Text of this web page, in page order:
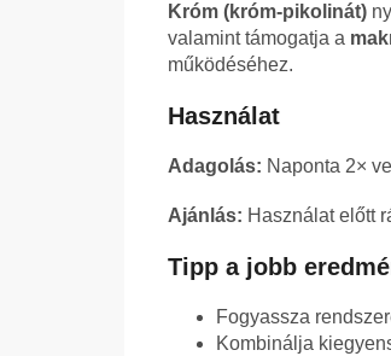
Króm (króm-pikolinát)
valamint támogatja a
működéséhez.
Használat
Adagolás: Naponta 2×
Ajánlás: Használat előtt
Tipp a jobb
Fogyassza
Kombinálja